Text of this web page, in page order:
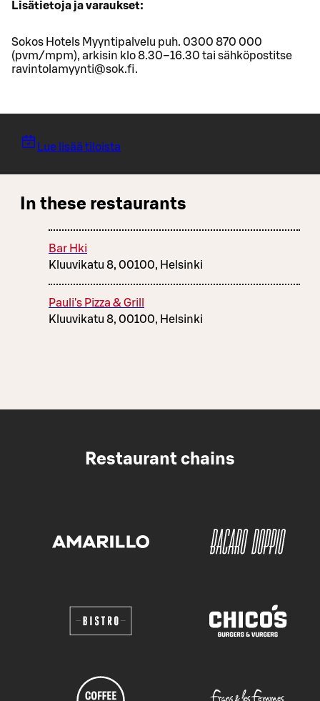
Lisätietoja ja varaukset:
Sokos Hotels Myyntipalvelu puh. 0300 870 000
(pvm/mpm), arkisin klo 8.30–16.30 tai sähköpostitse
ravintolamyynti@sok.fi.
Lue lisää tiloista
In these restaurants
Bar Hki
Kluuvikatu 8, 00100, Helsinki
Pauli's Pizza & Grill
Kluuvikatu 8, 00100, Helsinki
Restaurant chains